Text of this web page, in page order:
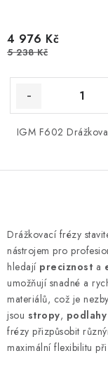
4 976 Kč
5 238 Kč
IGM F602
v
l
á
d
a
c
í
p
Drážkovací frézy
nástrojem pro
hledají preciznost a
umožňují snadné a
materiálů, což je
jsou stropy, podlahy
frézy přizpůsobit
maximální flexibilitu